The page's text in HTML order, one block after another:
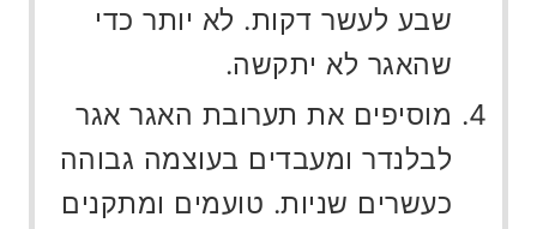
שבע לעשר דקות. לא יותר כדי
שהאגר לא יתקשה.
מוסיפים את תערובת האגר אגר
לבלנדר ומעבדים בעוצמה גבוהה
כעשרים שניות. טועמים ומתקנים